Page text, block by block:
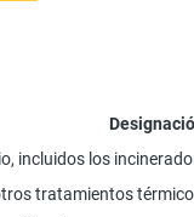
incluidos los
tratamientos